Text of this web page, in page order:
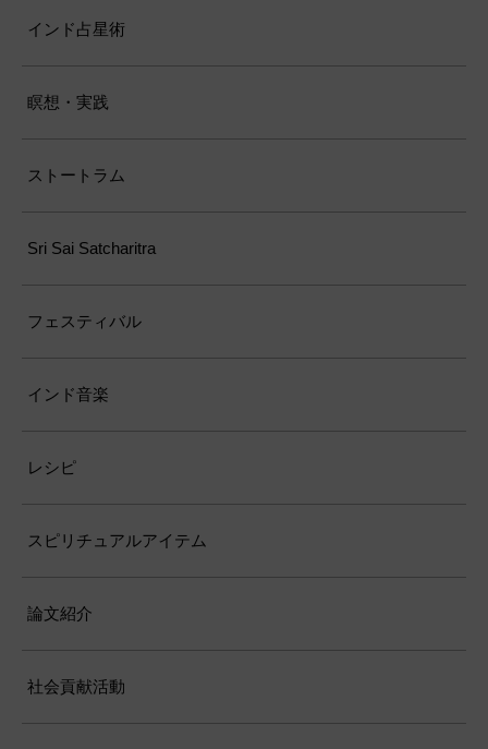
インド占星術
瞑想・実践
ストートラム
Sri Sai Satcharitra
フェスティバル
インド音楽
レシピ
スピリチュアルアイテム
論文紹介
社会貢献活動